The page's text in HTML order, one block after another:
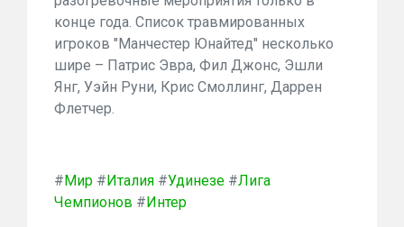
конце года. Список травмированных
игроков "Манчестер Юнайтед" несколько
шире – Патрис Эвра, Фил Джонс, Эшли
Янг, Уэйн Руни, Крис Смоллинг, Даррен
Флетчер.
#Мир #Италия #Удинезе #Лига
Чемпионов #Интер